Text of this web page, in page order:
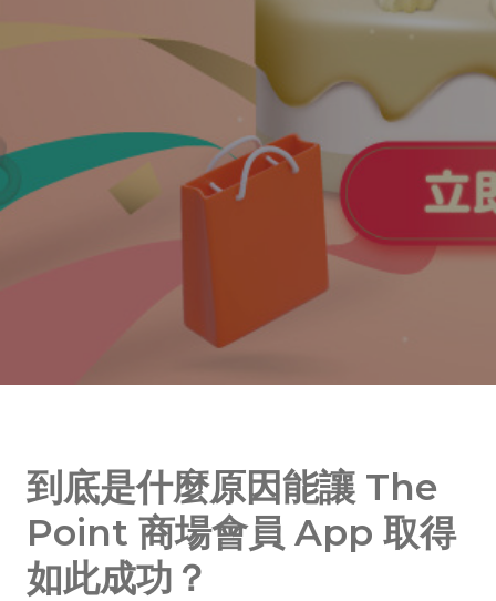
到底是什麼原因能讓 The
Point 商場會員 App 取得
如此成功？